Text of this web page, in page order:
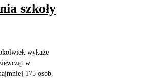
szkoły
wykaże
w
175 osób,